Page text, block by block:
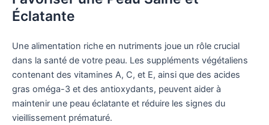
Éclatante
Une alimentation riche en nutriments joue un rôle crucial
dans la santé de votre peau. Les suppléments végétaliens
contenant des vitamines A, C, et E, ainsi que des acides
gras oméga-3 et des antioxydants, peuvent aider à
maintenir une peau éclatante et réduire les signes du
vieillissement prématuré.